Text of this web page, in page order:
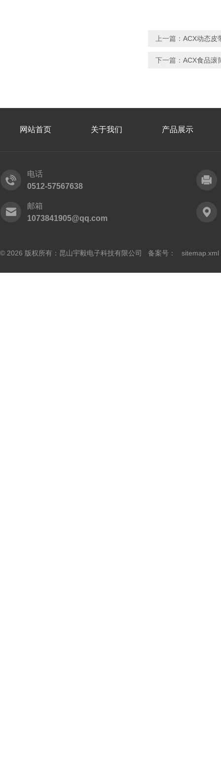
上一篇： ACX动态皮
下一篇： ACX食品滚
网站首页 关于我们 产品展示
电话
0512-57567638
邮箱
1073841905@qq.com
© 2026 版权所有：昆山宇毅电子科技有限公司 备案号： sitemap.xml